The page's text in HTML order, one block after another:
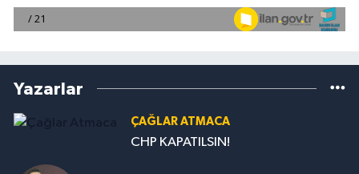
Yazarlar
ÇAĞLAR ATMACA
CHP KAPATILSIN!